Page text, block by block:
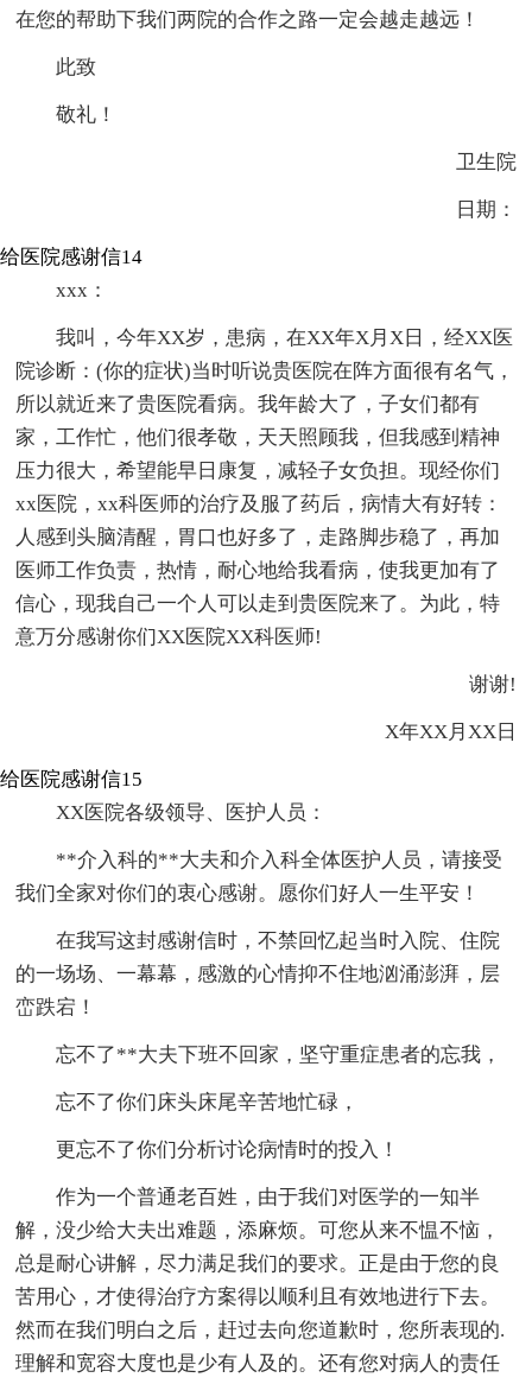
在您的帮助下我们两院的合作之路一定会越走越远！
此致
敬礼！
卫生院
日期：
给医院感谢信14
xxx：
我叫，今年XX岁，患病，在XX年X月X日，经XX医
院诊断：(你的症状)当时听说贵医院在阵方面很有名气，
所以就近来了贵医院看病。我年龄大了，子女们都有
家，工作忙，他们很孝敬，天天照顾我，但我感到精神
压力很大，希望能早日康复，减轻子女负担。现经你们
xx医院，xx科医师的治疗及服了药后，病情大有好转：
人感到头脑清醒，胃口也好多了，走路脚步稳了，再加
医师工作负责，热情，耐心地给我看病，使我更加有了
信心，现我自己一个人可以走到贵医院来了。为此，特
意万分感谢你们XX医院XX科医师!
谢谢!
X年XX月XX日
给医院感谢信15
XX医院各级领导、医护人员：
**介入科的**大夫和介入科全体医护人员，请接受
我们全家对你们的衷心感谢。愿你们好人一生平安！
在我写这封感谢信时，不禁回忆起当时入院、住院
的一场场、一幕幕，感激的心情抑不住地汹涌澎湃，层
峦跌宕！
忘不了**大夫下班不回家，坚守重症患者的忘我，
忘不了你们床头床尾辛苦地忙碌，
更忘不了你们分析讨论病情时的投入！
作为一个普通老百姓，由于我们对医学的一知半
解，没少给大夫出难题，添麻烦。可您从来不愠不恼，
总是耐心讲解，尽力满足我们的要求。正是由于您的良
苦用心，才使得治疗方案得以顺利且有效地进行下去。
然而在我们明白之后，赶过去向您道歉时，您所表现的.
理解和宽容大度也是少有人及的。还有您对病人的责任